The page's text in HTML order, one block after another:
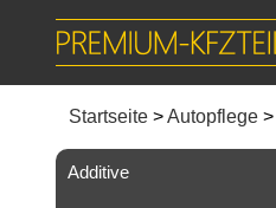
Startseite Autopflege
Additive